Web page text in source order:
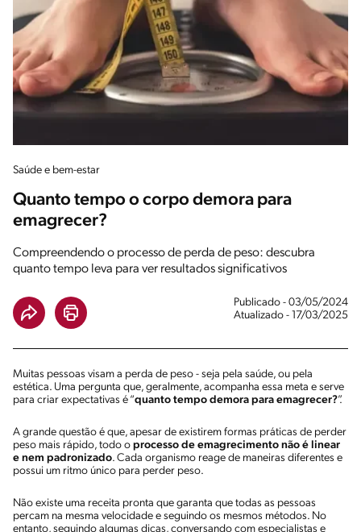
Saúde e bem-estar
Quanto tempo o corpo demora para
emagrecer?
Compreendendo o processo de perda de peso: descubra
quanto tempo leva para ver resultados significativos
Publicado - 03/05/2024
Atualizado - 17/03/2025
Muitas pessoas visam a perda de peso - seja pela saúde, ou pela
estética. Uma pergunta que, geralmente, acompanha essa meta e serve
para criar expectativas é “quanto tempo demora para emagrecer?”.
A grande questão é que, apesar de existirem formas práticas de perder
peso mais rápido, todo o processo de emagrecimento não é linear
e nem padronizado. Cada organismo reage de maneiras diferentes e
possui um ritmo único para perder peso.
Não existe uma receita pronta que garanta que todas as pessoas
percam na mesma velocidade e seguindo os mesmos métodos. No
entanto, seguindo algumas dicas, conversando com especialistas e